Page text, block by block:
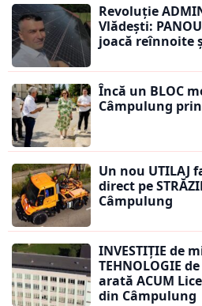
Revoluție
Vlădești:
joacă reînnoite
Încă un BLOC
Câmpulung
Un nou UTILAJ
direct pe
Câmpulung
INVESTIȚIE de
TEHNOLOGIE
arată ACUM
din Câmpulung